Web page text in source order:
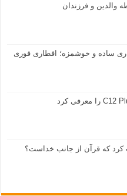
والدین و فرزندان
نوع افطاری ساده و خوشمزه؛ افطاری فوری
کرد که قرآن از جانب خداست؟